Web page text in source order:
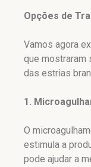
Opções de
Vamos agora
que mostraram
das estrias
1.
O
estimula a
pode ajudar a